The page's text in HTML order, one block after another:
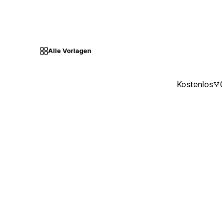
Alle Vorlagen
Kostenlos